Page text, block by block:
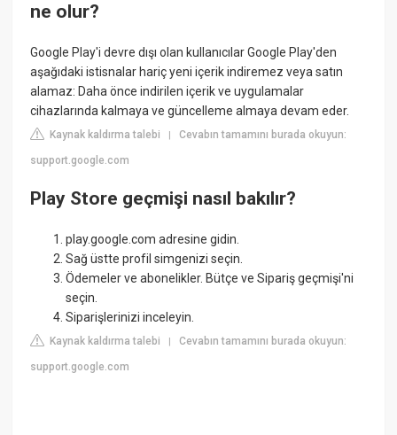
ne olur?
Google Play'i devre dışı olan kullanıcılar Google Play'den
aşağıdaki istisnalar hariç yeni içerik indiremez veya satın
alamaz: Daha önce indirilen içerik ve uygulamalar
cihazlarında kalmaya ve güncelleme almaya devam eder.
Kaynak kaldırma talebi |Cevabın tamamını burada okuyun:
support.google.com
Play Store geçmişi nasıl bakılır?
play.google.com adresine gidin.
Sağ üstte profil simgenizi seçin.
Ödemeler ve abonelikler. Bütçe ve Sipariş geçmişi'ni
seçin.
Siparişlerinizi inceleyin.
Kaynak kaldırma talebi |Cevabın tamamını burada okuyun:
support.google.com